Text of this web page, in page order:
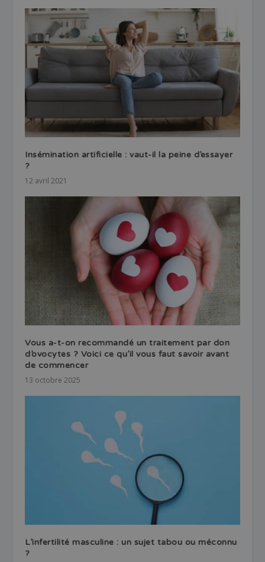
Insémination artificielle : vaut-il la peine d’essayer
?
12 avril 2021
Vous a-t-on recommandé un traitement par don
d’ovocytes ? Voici ce qu’il vous faut savoir avant
de commencer
13 octobre 2025
L’infertilité masculine : un sujet tabou ou méconnu
?